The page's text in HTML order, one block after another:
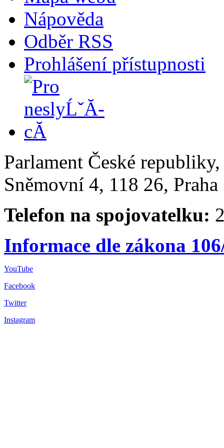
Nápověda
Odběr RSS
Prohlášení přístupnosti
Parlament České
Sněmovní 4, 118 26,
Telefon na spojovatelku:
Informace dle zákona
YouTube
Facebook
Twitter
Instagram